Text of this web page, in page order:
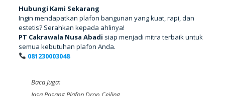
Hubungi Kami Sekarang
Ingin mendapatkan plafon bangunan yang kuat, rapi, dan
estetis? Serahkan kepada ahlinya!
PT Cakrawala Nusa Abadi siap menjadi mitra terbaik untuk
semua kebutuhan plafon Anda.
081230003048
Baca Juga: